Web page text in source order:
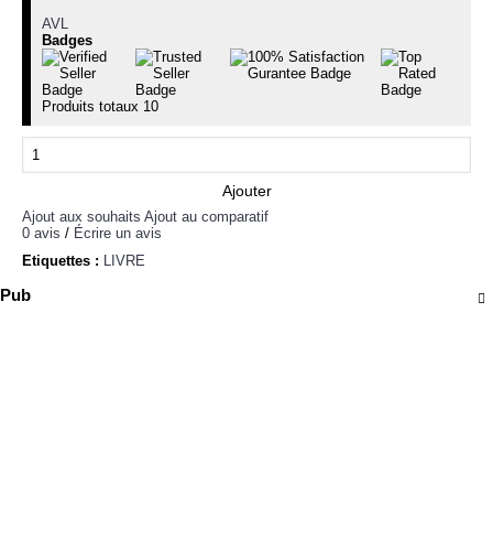
AVL
Badges
Produits totaux 10
Ajouter
Ajout aux souhaits Ajout au comparatif
0 avis / Écrire un avis
Etiquettes : LIVRE
Pub